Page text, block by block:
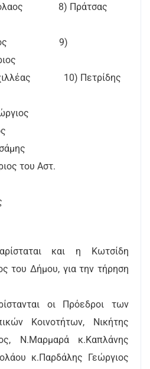
8) Πράτσας
νος 9)
10) Πετρίδης
του Αστ.
και η Κωτσίδη
του Δήμου, για την τήρηση
οι Πρόεδροι των
Κοινοτήτων, Νικήτης
Ν.Μαρμαρά κ.Καπλάνης
κ.Παρδάλης Γεώργιος